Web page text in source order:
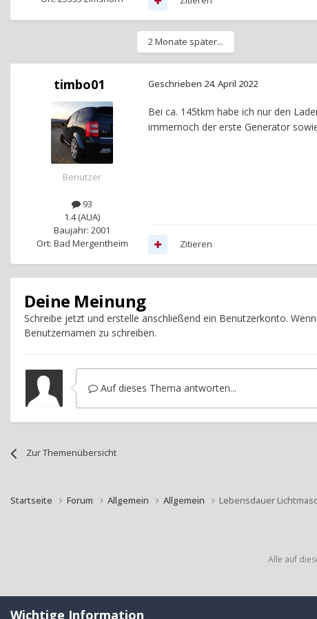
2 Monate später...
timbo01
Benutzer
93
1.4 (AUA)
Baujahr: 2001
Ort: Bad Mergentheim
Geschrieben 24. April 2022
Bei ca. 145tkm habe ich nur den
immernoch der erste Generator
Zitieren
Deine Meinung
Schreibe jetzt und erstelle anschließend ein Benutzerkonto.
Benutzernamen zu schreiben.
Auf dieses Thema antworten...
Zur Themenübersicht
Startseite Forum Allgemein Allgemein Lebensdauer
Alle auf
Wichtige Information